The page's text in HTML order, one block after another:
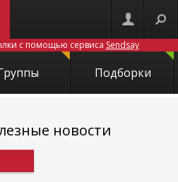
с помощью сервиса Sendsay
Подборки
новости